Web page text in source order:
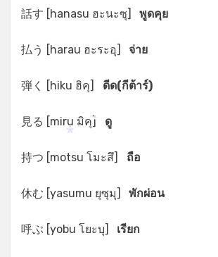
話す [hanasu ฮะนะซุ] พูดคุย
払う [harau ฮะระอุ] จ่าย
弾く [hiku ฮิคุ] ดีด(กีต้าร์)
見る [miru มิคุ] ดู
持つ [motsu โมะสึ] ถือ
休む [yasumu ยุซุมุ] พักผ่อน
呼ぶ [yobu โยะบุ] เรียก
*